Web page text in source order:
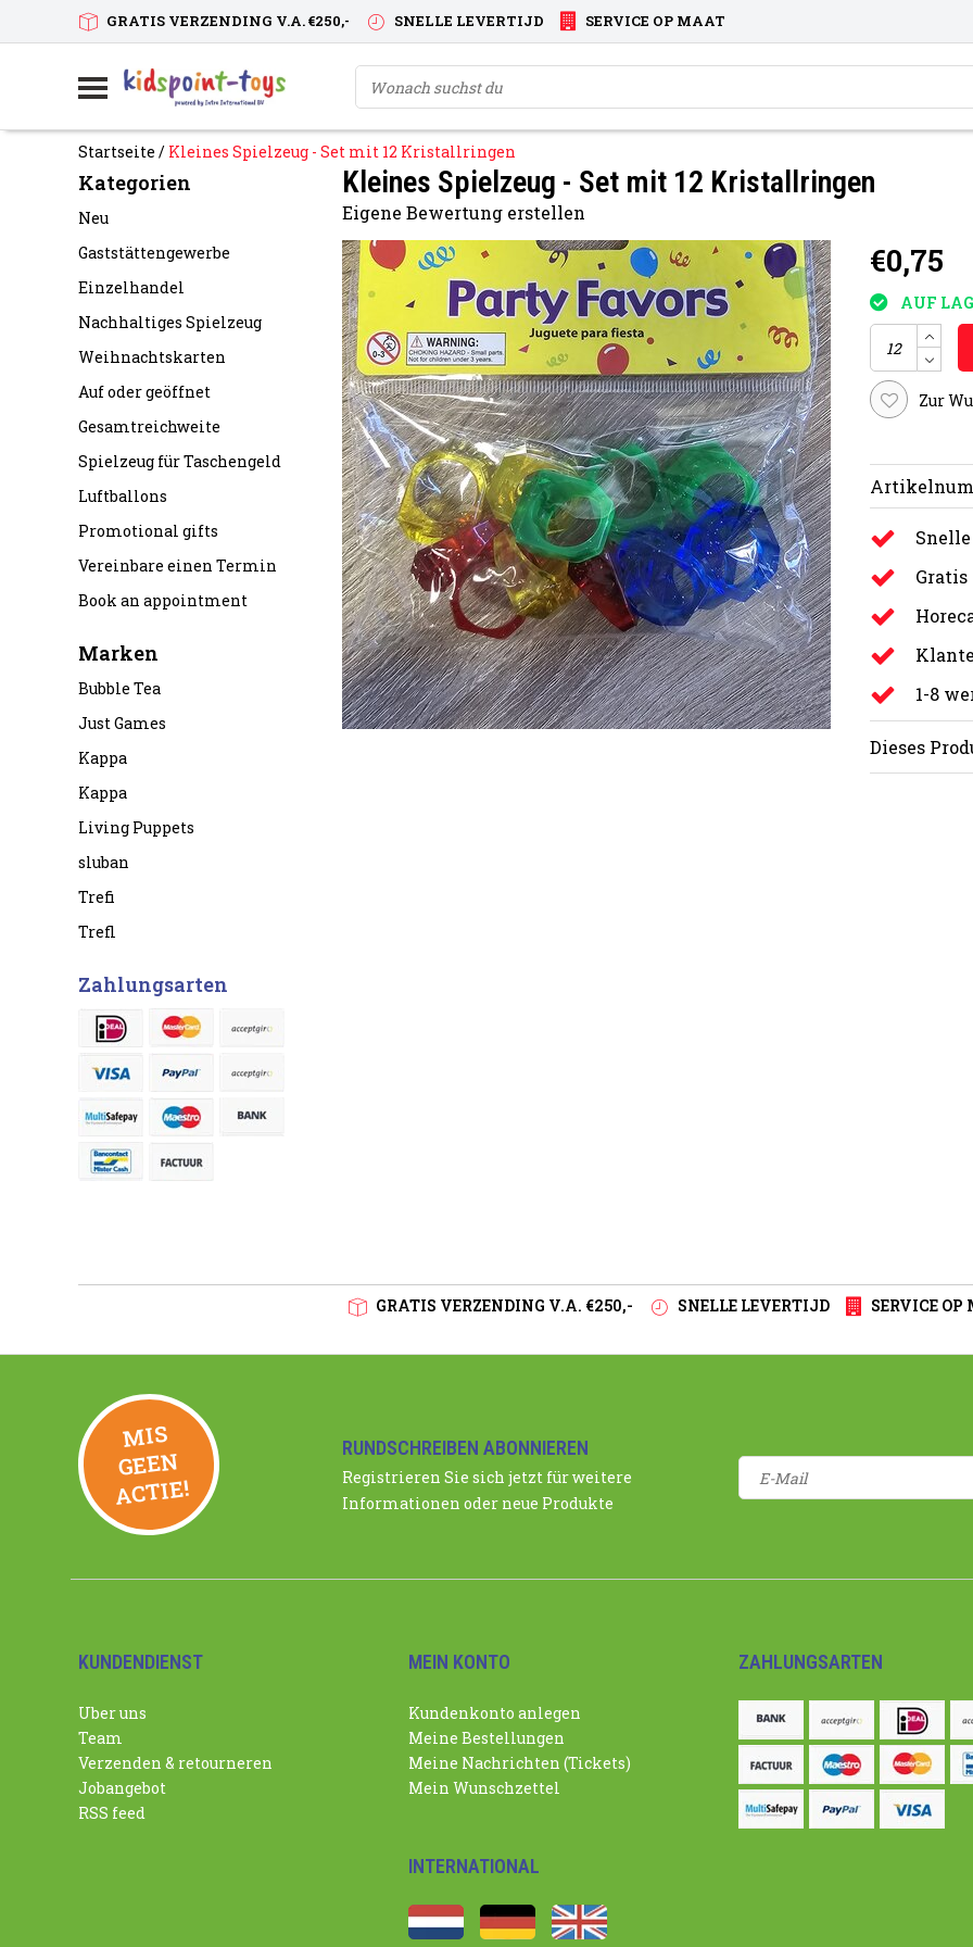
GRATIS VERZENDING V.A. €250,- SNELLE LEVERTIJD SERVICE OP MAAT
Startseite / Kleines Spielzeug - Set mit 12 Kristallringen
Kategorien
Neu
Gaststättengewerbe
Einzelhandel
Nachhaltiges Spielzeug
Weihnachtskarten
Auf oder geöffnet
Gesamtreichweite
Spielzeug für Taschengeld
Luftballons
Promotional gifts
Vereinbare einen Termin
Book an appointment
Marken
Bubble Tea
Just Games
Kappa
Kappa
Living Puppets
sluban
Trefi
Trefl
Zahlungsarten
Kleines Spielzeug - Set mit 12 Kristallringen
Eigene Bewertung erstellen
€0,75
AUF
Zur
Gratis
1-8
Dieses
GRATIS VERZENDING V.A. €250,- SNELLE LEVERTIJD SERVICE OP
MIS
GEE
N
ACTIE!
RUNDSCHREIBEN ABONNIEREN
Registrieren Sie sich jetzt für weitere
Informationen oder neue Produkte
KUNDENDIENST
Uber uns
Team
Verzenden & retourneren
Jobangebot
RSS feed
MEIN KONTO
Kundenkonto anlegen
Meine Bestellungen
Meine Nachrichten (Tickets)
Mein Wunschzettel
INTERNATIONAL
ZAHLUNGSARTEN